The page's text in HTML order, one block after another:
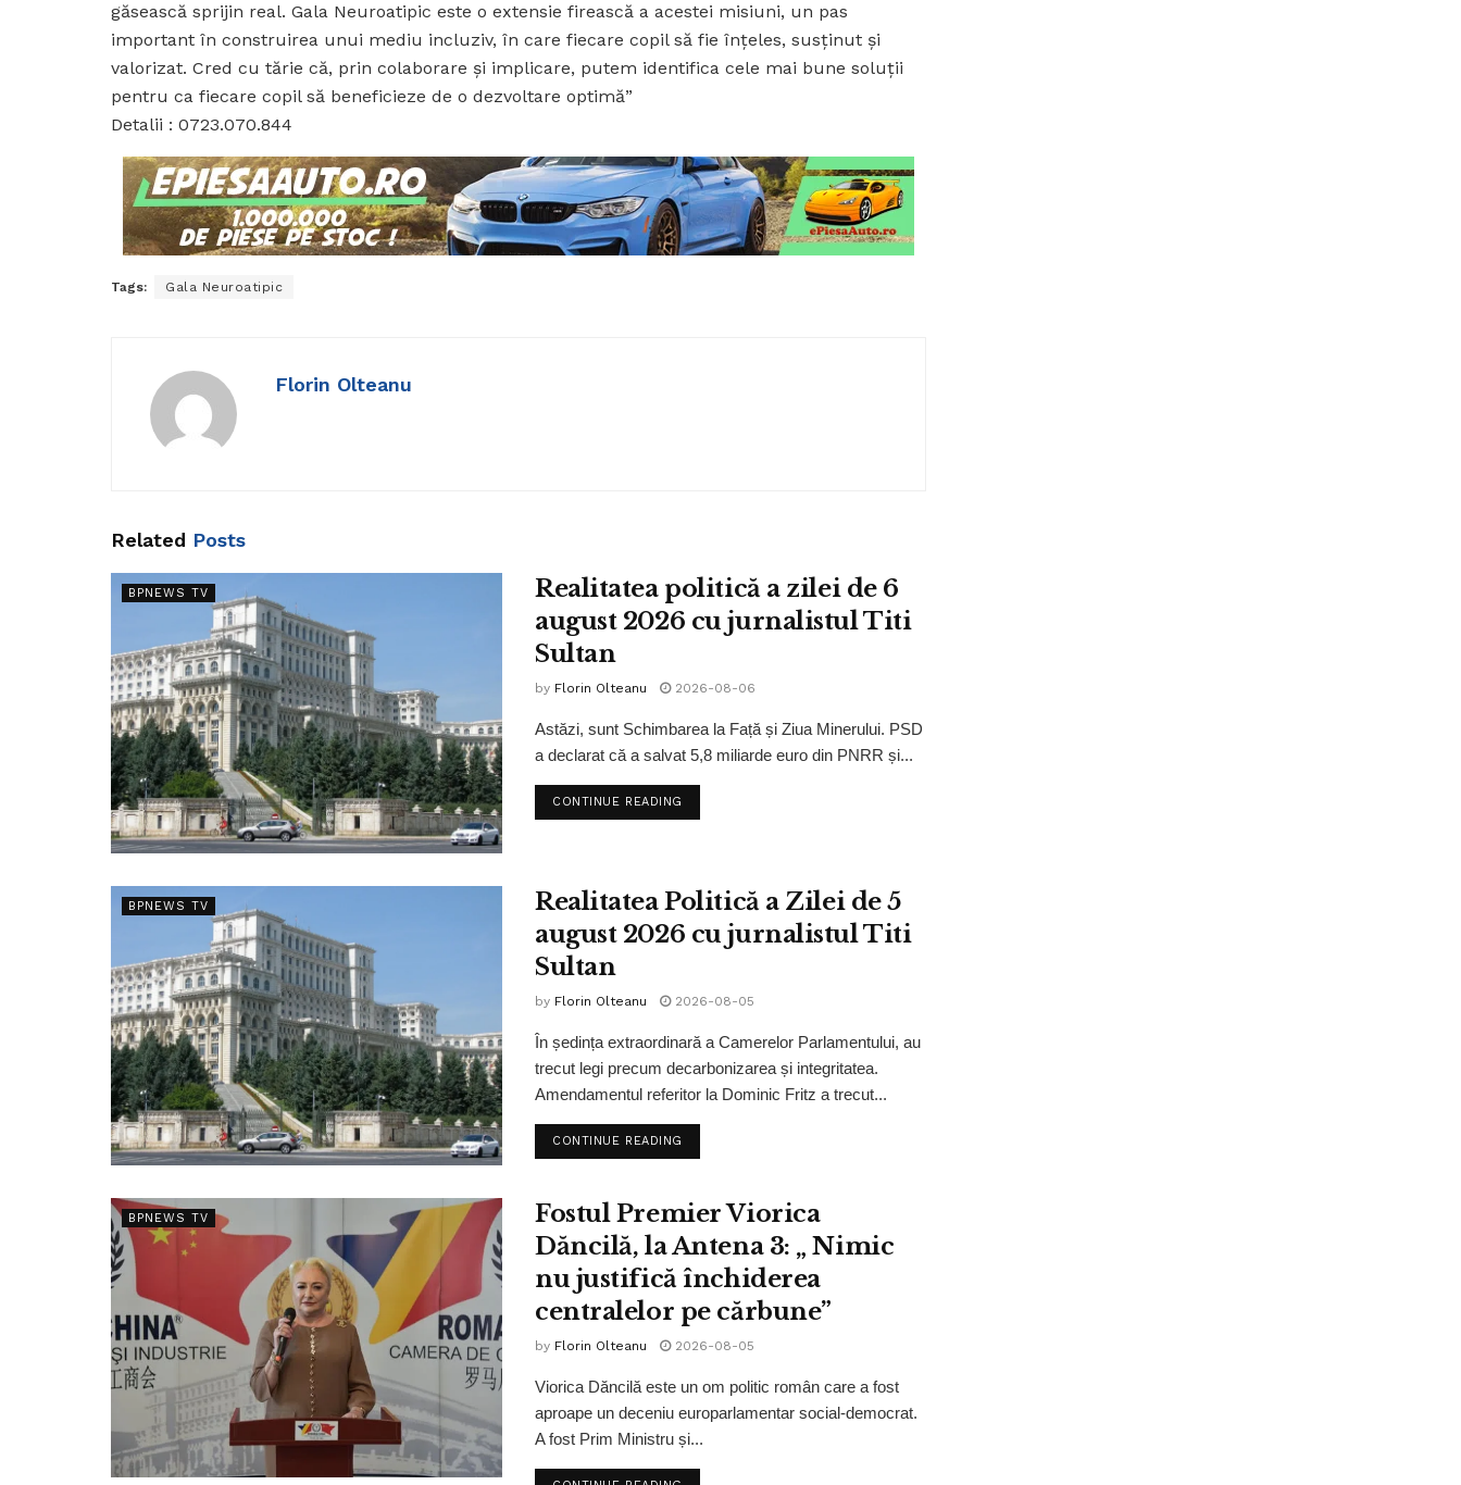
găsească sprijin real. Gala Neuroatipic este o extensie firească a acestei misiuni, un pas
important în construirea unui mediu incluziv, în care fiecare copil să fie înțeles, susținut și
valorizat. Cred cu tărie că, prin colaborare și implicare, putem identifica cele mai bune soluții
pentru ca fiecare copil să beneficieze de o dezvoltare optimă”
Detalii : 0723.070.844
Tags: Gala Neuroatipic
Florin Olteanu
Related Posts
BPNEWS TV
Realitatea politică a zilei de 6
august 2026 cu jurnalistul Titi
Sultan
by Florin Olteanu 2026-08-06
Astăzi, sunt Schimbarea la Față și Ziua Minerului. PSD
a declarat că a salvat 5,8 miliarde euro din PNRR și...
CONTINUE READING
BPNEWS TV
Realitatea Politică a Zilei de 5
august 2026 cu jurnalistul Titi
Sultan
by Florin Olteanu 2026-08-05
În ședința extraordinară a Camerelor Parlamentului, au
trecut legi precum decarbonizarea și integritatea.
Amendamentul referitor la Dominic Fritz a trecut...
CONTINUE READING
BPNEWS TV
Fostul Premier Viorica
Dăncilă, la Antena 3: „ Nimic
nu justifică închiderea
centralelor pe cărbune”
by Florin Olteanu 2026-08-05
Viorica Dăncilă este un om politic român care a fost
aproape un deceniu europarlamentar social-democrat.
A fost Prim Ministru și...